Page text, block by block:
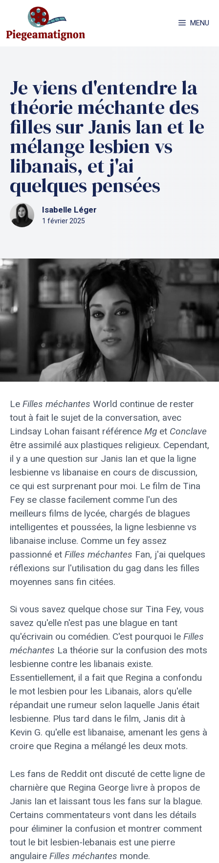
contenu
MENU
Je viens d'entendre la
théorie méchante des
filles sur Janis Ian et le
mélange lesbien vs
libanais, et j'ai
quelques pensées
Isabelle Léger
1 février 2025
Le Filles méchantes World continue de rester
tout à fait le sujet de la conversation, avec
Lindsay Lohan faisant référence Mg et Conclave
être assimilé aux plastiques religieux. Cependant,
il y a une question sur Janis Ian et que la ligne
lesbienne vs libanaise en cours de discussion,
ce qui est surprenant pour moi. Le film de Tina
Fey se classe facilement comme l'un des
meilleurs films de lycée, chargés de blagues
intelligentes et poussées, la ligne lesbienne vs
libanaise incluse. Comme un fey assez
passionné et Filles méchantes Fan, j'ai quelques
réflexions sur l'utilisation du gag dans les filles
moyennes sans fin citées.
Si vous savez quelque chose sur Tina Fey, vous
savez qu'elle n'est pas une blague en tant
qu'écrivain ou comédien. C'est pourquoi le Filles
méchantes La théorie sur la confusion des mots
lesbienne contre les libanais existe.
Essentiellement, il a fait que Regina a confondu
le mot lesbien pour les Libanais, alors qu'elle
répandait une rumeur selon laquelle Janis était
lesbienne. Plus tard dans le film, Janis dit à
Kevin G. qu'elle est libanaise, amenant les gens à
croire que Regina a mélangé les deux mots.
Les fans de Reddit ont discuté de cette ligne de
charnière que Regina George livre à propos de
Janis Ian et laissant tous les fans sur la blague.
Certains commentateurs vont dans les détails
pour éliminer la confusion et montrer comment
tout le bit lesbien-lebanais est une pierre
angulaire Filles méchantes monde.